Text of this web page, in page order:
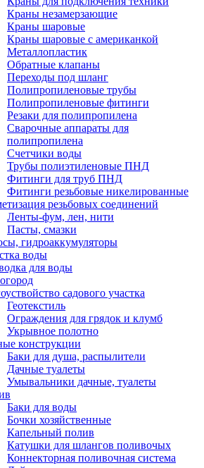
Краны незамерзающие
Краны шаровые
Краны шаровые с американкой
Металлопластик
Обратные клапаны
Переходы под шланг
Полипропиленовые трубы
Полипропиленовые фитинги
Резаки для полипропилена
Сварочные аппараты для
полипропилена
Счетчики воды
Трубы полиэтиленовые ПНД
Фитинги для труб ПНД
Фитинги резьбовые никелированные
резьбовых соединений
Ленты-фум, лен, нити
Пасты, смазки
гидроаккумуляторы
воды
для воды
садового участка
Геотекстиль
Ограждения для грядок и клумб
Укрывное полотно
конструкции
Баки для душа, распылители
Дачные туалеты
Умывальники дачные, туалеты
Баки для воды
Бочки хозяйственные
Капельный полив
Катушки для шлангов поливочых
Коннекторная поливочная система